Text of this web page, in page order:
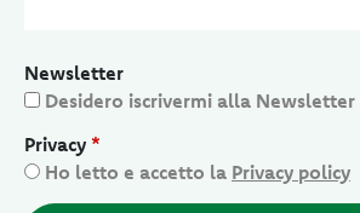
Newsletter
Desidero iscrivermi alla Newsletter
Privacy *
Ho letto e accetto la Privacy policy